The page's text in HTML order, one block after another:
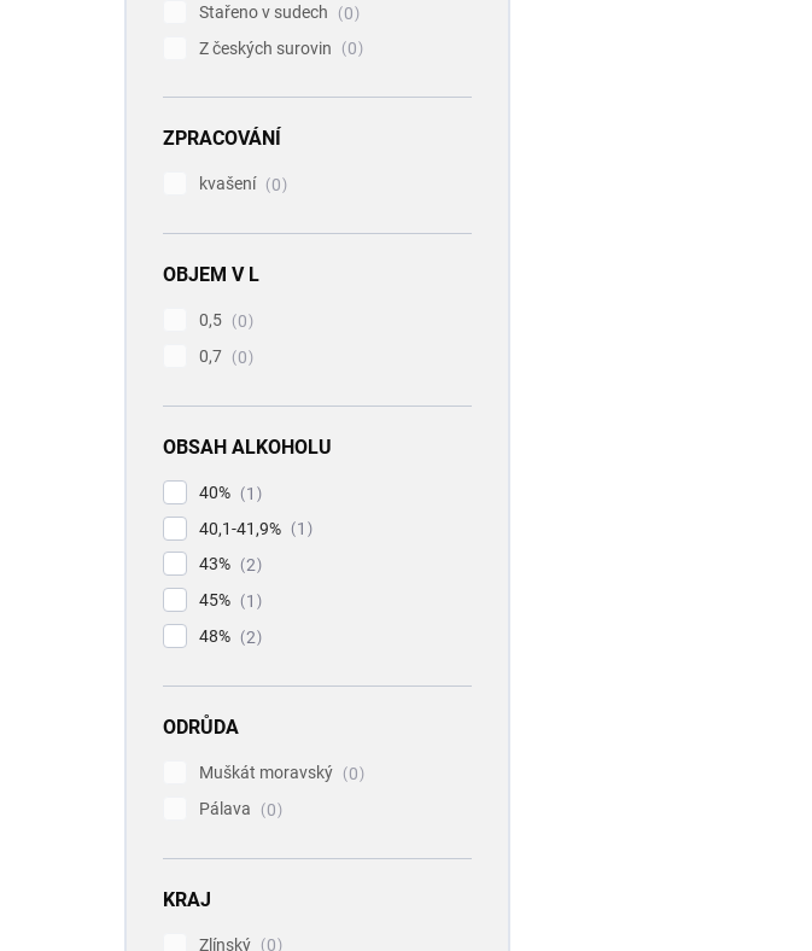
Stařeno v sudech
0
Z českých surovin
0
ZPRACOVÁNÍ
kvašení 0
OBJEM V L
0,5
0
0,7
0
OBSAH ALKOHOLU
40%
1
40,1-41,9%
1
43%
2
45%
1
48%
2
ODRŮDA
Muškát moravský
0
Pálava
0
KRAJ
Zlínský
0